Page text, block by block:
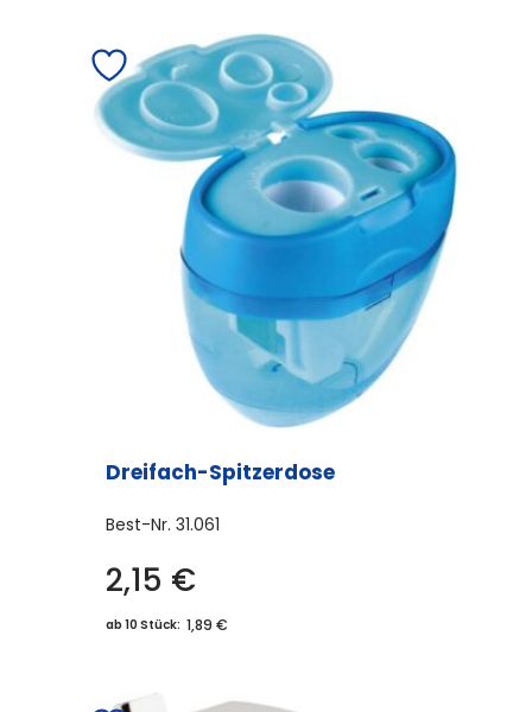
Dreifach-Spitzerdose
Best-Nr. 31.061
2,15 €
ab 10 Stück: 1,89 €